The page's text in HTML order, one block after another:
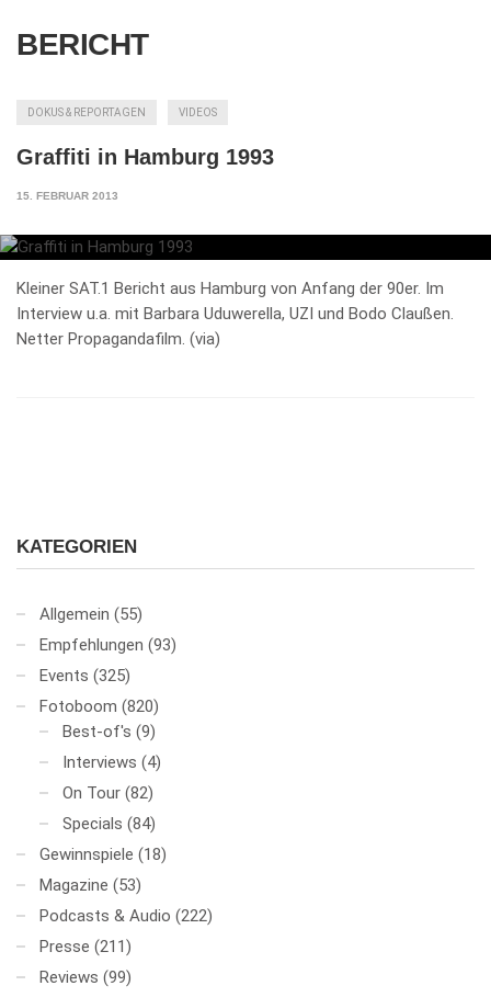
BERICHT
DOKUS & REPORTAGEN VIDEOS
Graffiti in Hamburg 1993
15. FEBRUAR 2013
Kleiner SAT.1 Bericht aus Hamburg von Anfang der 90er. Im
Interview u.a. mit Barbara Uduwerella, UZI und Bodo Claußen.
Netter Propagandafilm. (via)
KATEGORIEN
Allgemein (55)
Empfehlungen (93)
Events (325)
Fotoboom (820)
Best-of's (9)
Interviews (4)
On Tour (82)
Specials (84)
Gewinnspiele (18)
Magazine (53)
Podcasts & Audio (222)
Presse (211)
Reviews (99)